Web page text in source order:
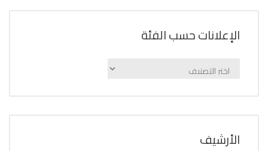
الإعلانات حسب الفئة
الإعلانات
اﻷرشيف